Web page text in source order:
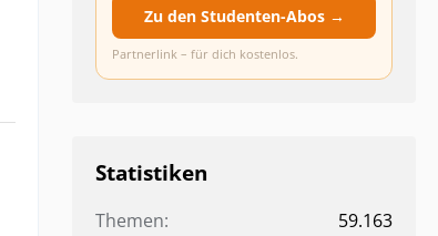
Zu den Studenten-Abos →
Partnerlink – für dich kostenlos.
Statistiken
Themen
59.163